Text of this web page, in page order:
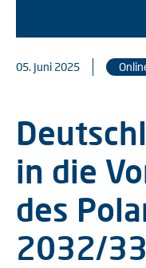
05. Juni 2025
in die
des
2032/33